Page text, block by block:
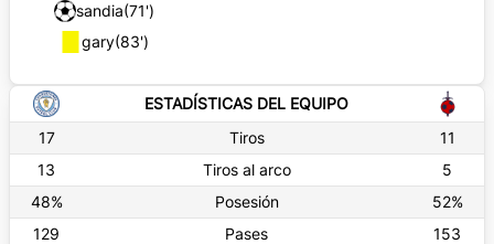
sandia(71')
gary(83')
ESTADÍSTICAS DEL EQUIPO
17
Tiros
11
13
Tiros al arco
5
48% Posesión 52%
129
Pases
153